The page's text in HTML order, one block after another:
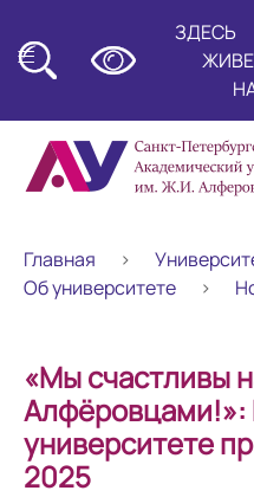
ЗДЕСЬ
Главная
Об университете
«Мы счастливы
Алфёровцами!»:
университете
2025
≡